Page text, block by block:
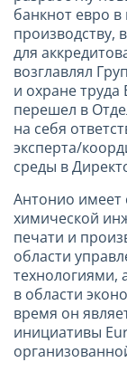
банкнот евро в
производству,
для
возглавлял
и охране
перешел в
на себя
эксперта/
среды в
Антонио имеет
химической
печати и
области
технологиями,
в области
время он
инициативы